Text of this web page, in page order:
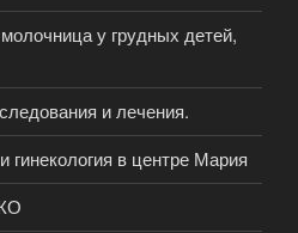
у грудных детей,
и лечения.
в центре Мария